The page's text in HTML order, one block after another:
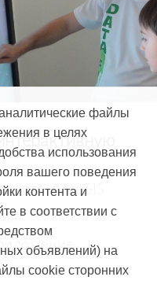
карта #ArcGIS
файлы
в целях
использования
вашего поведения
контента и
в соответствии с
объявлений) на
cookie сторонних